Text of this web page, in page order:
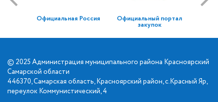
Официальная Россия Официальный портал
закупок
© 2025 Администрация муниципального района Красноярский
Самарской области
446370, Самарская область, Красноярский район, с.Красный Яр,
переулок Коммунистический, 4